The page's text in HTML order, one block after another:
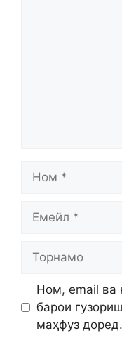
Ном
Емейл
Торнамо
Ном, email ва
барои
маҳфуз доред.